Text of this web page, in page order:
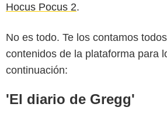
Hocus Pocus 2.
No es todo. Te los contamos
contenidos de la plataforma para
continuación:
'El diario de Gregg'